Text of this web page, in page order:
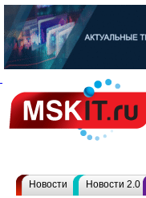
Новости Новости 2.0